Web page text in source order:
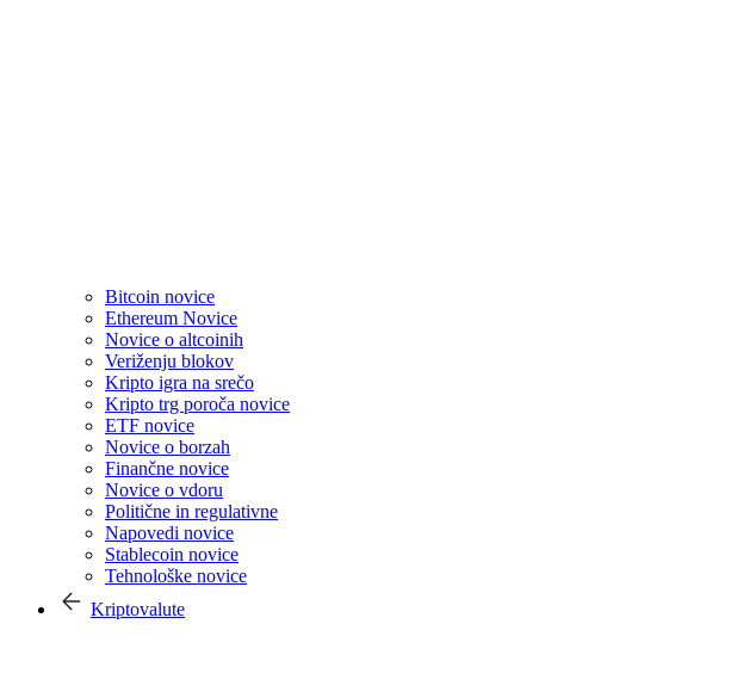
Bitcoin novice
Ethereum Novice
Novice o altcoinih
Veriženju blokov
Kripto igra na srečo
Kripto trg poroča novice
ETF novice
Novice o borzah
Finančne novice
Novice o vdoru
Politične in regulativne
Napovedi novice
Stablecoin novice
Tehnološke novice
Kriptovalute